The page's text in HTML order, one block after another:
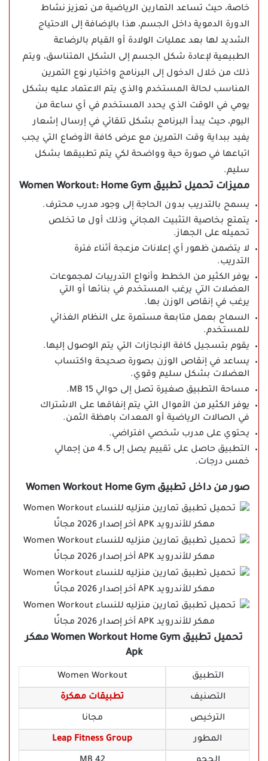
خاصة، حيث تساعد التمارين الرياضية من تعزيز نشاط
الدورة الدموية داخل الجسم، هذا بالإضافة إلى الاحتياج
الشديد لها بعد عمليات الولادة أو القيام بالرضاعة
الطبيعية لإعادة شكل الجسم إلى الشكل المتناسق، ويتم
ذلك من خلال الدخول إلى البرنامج واختيار نوع التمرين
المناسب لحالة المستخدم والذي يتم الاعتماد عليه بشكل
يومي في الوقت الذي يحدد المستخدم في أي ساعة من
اليوم، حيث يبدأ البرنامج بشكل تلقائي في إرسال إشعار
يفيد ببداية وقت التمرين مع عرض كافة الأوضاع التي يجب
اتباعها في صورة حية وواضحة لكي يتم تطبيقها بشكل
سليم.
مميزات تحميل تطبيق Women Workout: Home Gym
يسمح بالتدريب بدون الحاجة إلى وجود مدرب محترف.
يتمتع بخاصية التثبيت المجاني وذلك أول ما تخلص
تحميله على الجهاز.
لا يتضمن ظهور أي إعلانات مزعجة أثناء فترة
التدريب.
يوفر الكثير من الخطط وأنواع التدريبات لمجموعات
العضلات التي يرغب المستخدم في بنائها أو التي
يرغب في إنقاص الوزن بها.
السماح بعمل متابعة مستمرة على النظام الغذائي
للمستخدم.
يقوم بتسجيل كافة الإنجازات التي يتم الوصول إليها.
يساعد في إنقاص الوزن بصورة صحيحة واكتساب
العضلات بشكل سليم وقوي.
مساحة التطبيق صغيرة تصل إلى حوالي 15 MB.
يوفر الكثير من الأموال التي يتم إنفاقها على الاشتراك
في الصالات الرياضية أو المعدات باهظة الثمن.
يحتوي على مدرب شخصي افتراضي.
التطبيق حاصل على تقييم يصل إلى 4.5 من إجمالي
خمس درجات.
صور من داخل تطبيق Women Workout Home Gym
تحميل تطبيق Women Workout Home Gym مهكر
Apk
التطبيق Women Workout
التصنيف تطبيقات مهكرة
الترخيص مجانا
المطور Leap Fitness Group